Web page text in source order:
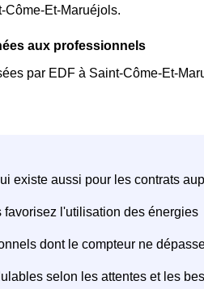
Côme-Et-Maruéjols.
aux professionnels
par EDF à Saint-Côme-Et-